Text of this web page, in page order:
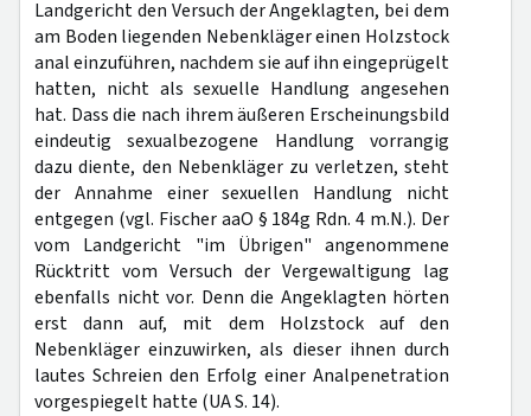
Landgericht den Versuch der Angeklagten, bei dem
am Boden liegenden Nebenkläger einen Holzstock
anal einzuführen, nachdem sie auf ihn eingeprügelt
hatten, nicht als sexuelle Handlung angesehen
hat. Dass die nach ihrem äußeren Erscheinungsbild
eindeutig sexualbezogene Handlung vorrangig
dazu diente, den Nebenkläger zu verletzen, steht
der Annahme einer sexuellen Handlung nicht
entgegen (vgl. Fischer aaO § 184g Rdn. 4 m.N.). Der
vom Landgericht "im Übrigen" angenommene
Rücktritt vom Versuch der Vergewaltigung lag
ebenfalls nicht vor. Denn die Angeklagten hörten
erst dann auf, mit dem Holzstock auf den
Nebenkläger einzuwirken, als dieser ihnen durch
lautes Schreien den Erfolg einer Analpenetration
vorgespiegelt hatte (UA S. 14).